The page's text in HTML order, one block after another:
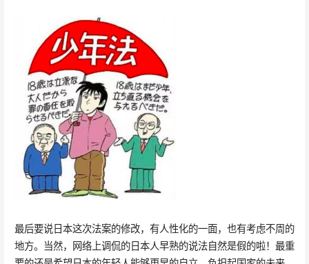
最后要说日本这次法案的修改，有人性化的一面，也有考虑不周的
地方。当然，网络上调侃的日本人早熟的说法自然是假的啦！最重